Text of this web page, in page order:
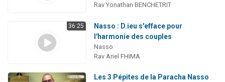
Rav Yonathan BENCHETRIT
36:25
Nasso : D.ieu s'efface pour
l'harmonie des couples
Nasso
Rav Ariel FHIMA
Les 3 Pépites de la Paracha Nasso